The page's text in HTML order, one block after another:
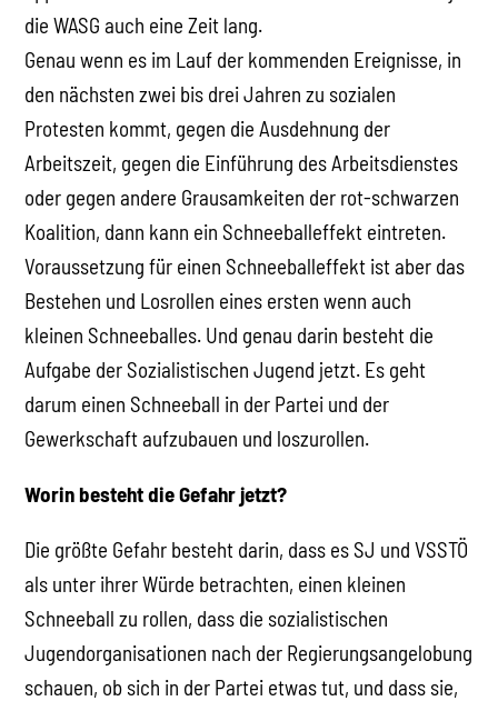
die WASG auch eine Zeit lang.
Genau wenn es im Lauf der kommenden Ereignisse, in
den nächsten zwei bis drei Jahren zu sozialen
Protesten kommt, gegen die Ausdehnung der
Arbeitszeit, gegen die Einführung des Arbeitsdienstes
oder gegen andere Grausamkeiten der rot-schwarzen
Koalition, dann kann ein Schneeballeffekt eintreten.
Voraussetzung für einen Schneeballeffekt ist aber das
Bestehen und Losrollen eines ersten wenn auch
kleinen Schneeballes. Und genau darin besteht die
Aufgabe der Sozialistischen Jugend jetzt. Es geht
darum einen Schneeball in der Partei und der
Gewerkschaft aufzubauen und loszurollen.
Worin besteht die Gefahr jetzt?
Die größte Gefahr besteht darin, dass es SJ und VSSTÖ
als unter ihrer Würde betrachten, einen kleinen
Schneeball zu rollen, dass die sozialistischen
Jugendorganisationen nach der Regierungsangelobung
schauen, ob sich in der Partei etwas tut, und dass sie,